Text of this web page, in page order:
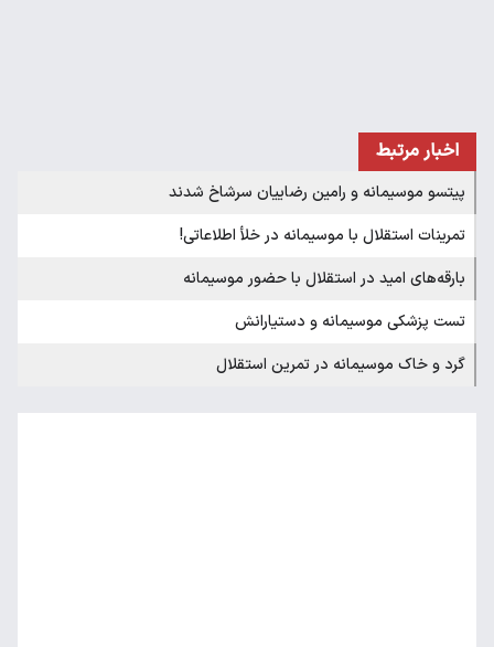
اخبار مرتبط
پیتسو موسیمانه و رامین رضاییان سرشاخ شدند
تمرینات استقلال با موسیمانه در خلأ اطلاعاتی!
بارقه‌های امید در استقلال با حضور موسیمانه
تست پزشکی موسیمانه و دستیارانش
گرد و خاک موسیمانه در تمرین استقلال